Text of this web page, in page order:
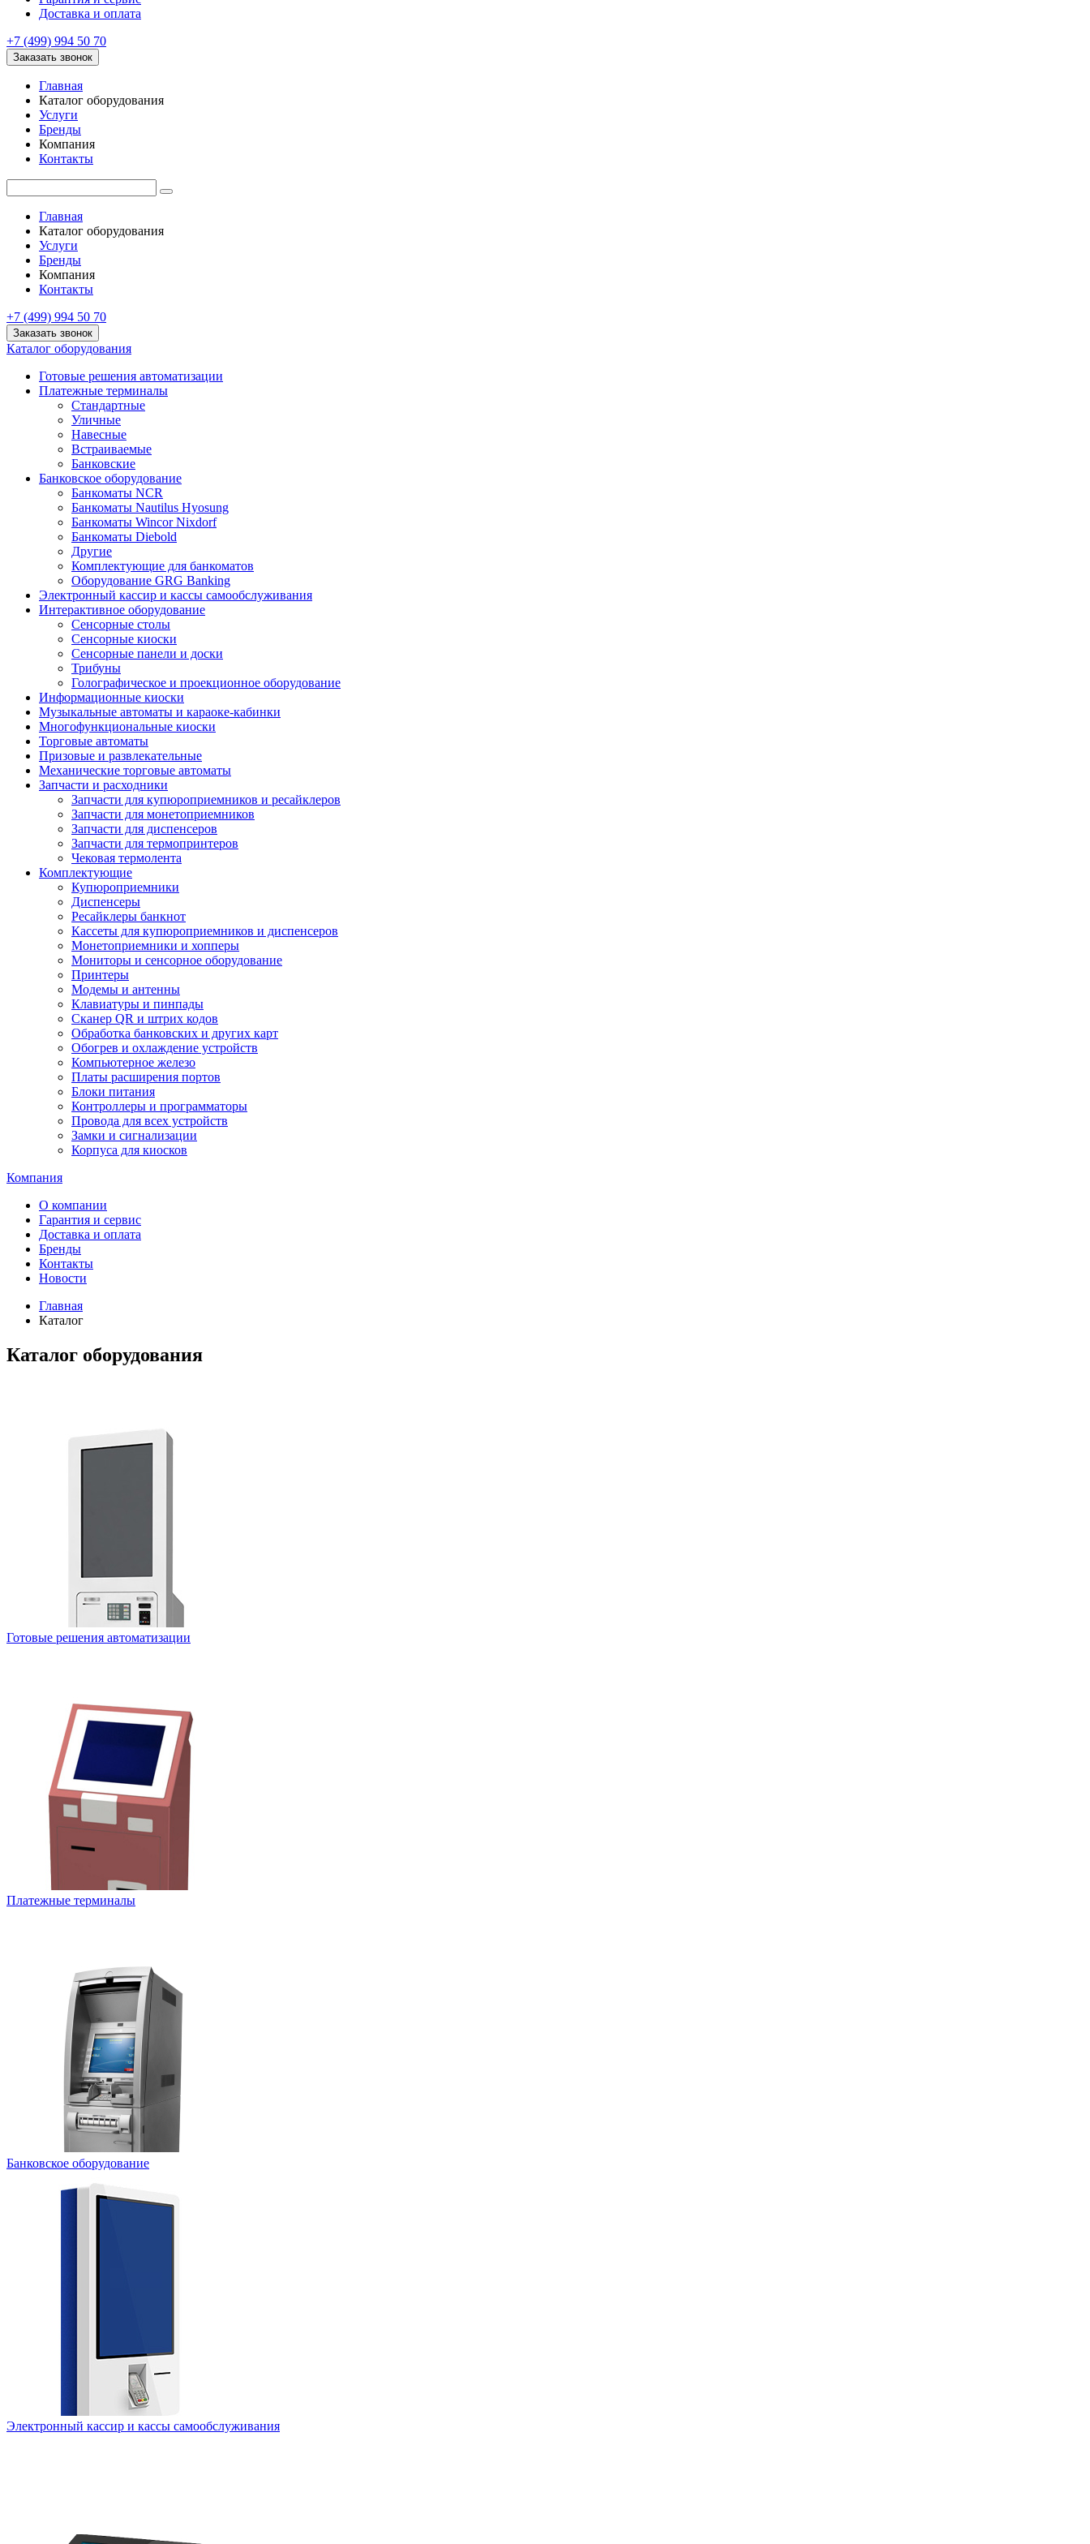
Доставка и оплата
+7 (499) 994 50 70
Заказать звонок
Главная
Каталог оборудования
Услуги
Бренды
Компания
Контакты
Главная
Каталог оборудования
Услуги
Бренды
Компания
Контакты
+7 (499) 994 50 70
Заказать звонок
Каталог оборудования
Готовые решения автоматизации
Платежные терминалы
Стандартные
Уличные
Навесные
Встраиваемые
Банковские
Банковское оборудование
Банкоматы NCR
Банкоматы Nautilus Hyosung
Банкоматы Wincor Nixdorf
Банкоматы Diebold
Другие
Комплектующие для банкоматов
Оборудование GRG Banking
Электронный кассир и кассы самообслуживания
Интерактивное оборудование
Сенсорные столы
Сенсорные киоски
Сенсорные панели и доски
Трибуны
Голографическое и проекционное оборудование
Информационные киоски
Музыкальные автоматы и караоке-кабинки
Многофункциональные киоски
Торговые автоматы
Призовые и развлекательные
Механические торговые автоматы
Запчасти и расходники
Запчасти для купюроприемников и ресайклеров
Запчасти для монетоприемников
Запчасти для диспенсеров
Запчасти для термопринтеров
Чековая термолента
Комплектующие
Купюроприемники
Диспенсеры
Ресайклеры банкнот
Кассеты для купюроприемников и диспенсеров
Монетоприемники и хопперы
Мониторы и сенсорное оборудование
Принтеры
Модемы и антенны
Клавиатуры и пинпады
Сканер QR и штрих кодов
Обработка банковских и других карт
Обогрев и охлаждение устройств
Компьютерное железо
Платы расширения портов
Блоки питания
Контроллеры и программаторы
Провода для всех устройств
Замки и сигнализации
Корпуса для киосков
Компания
О компании
Гарантия и сервис
Доставка и оплата
Бренды
Контакты
Новости
Главная
Каталог
Каталог оборудования
Готовые решения автоматизации
Платежные терминалы
Банковское оборудование
Электронный кассир и кассы самообслуживания